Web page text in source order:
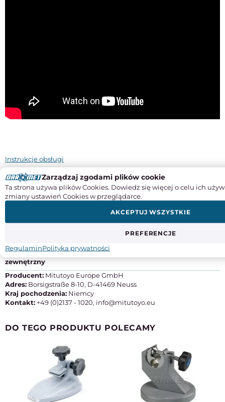
Instrukcje obsługi
SPECYFIKACJA PRODUKTU
Odczyt
Zakres
Typ
zewnętrzny
Producent: Mitutoyo Europe GmbH
Adres: Borsigstraße 8-10, D-41469 Neuss
Kraj pochodzenia: Niemcy
Kontakt: +49 (0)2137 - 1020, info@mitutoyo.eu
DO TEGO PRODUKTU POLECAMY
Zarządzaj zgodami plików cookie
Ta strona używa plików Cookies. Dowiedz się więcej o celu ich
zmiany ustawień Cookies w przeglądarce.
PREFERENCJE
AKCEPTUJ WSZYSTKIE
RegulaminPolityka prywatności